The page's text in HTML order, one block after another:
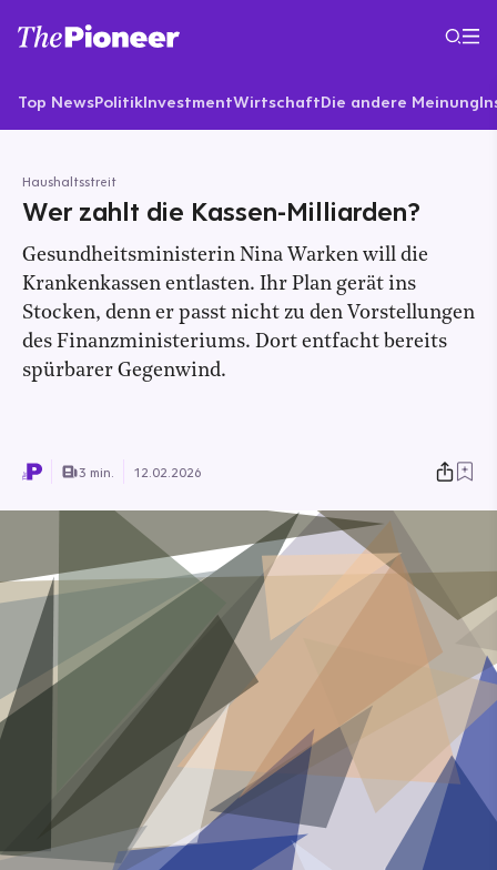
Top NewsPolitikInvestmentWirtschaftDie andere Meinung
Haushaltsstreit
Wer zahlt die Kassen-Milliarden?
Gesundheitsministerin Nina Warken will die
Krankenkassen entlasten. Ihr Plan gerät ins
Stocken, denn er passt nicht zu den Vorstellungen
des Finanzministeriums. Dort entfacht bereits
spürbarer Gegenwind.
3 min. 12.02.2026